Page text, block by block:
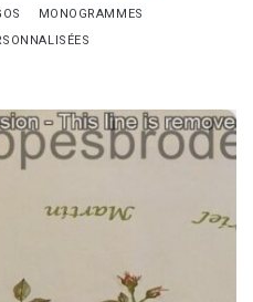
MONOGRAMMES